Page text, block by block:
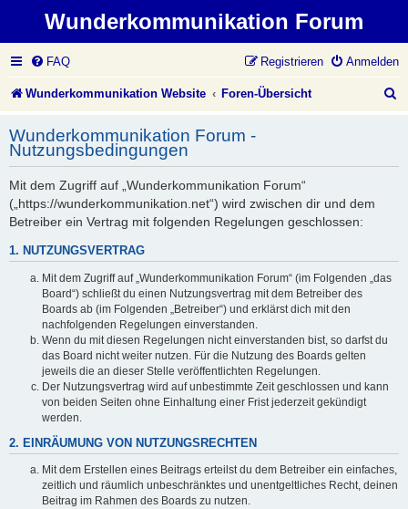
Wunderkommunikation Forum
FAQ Anmelden
Registrieren
Wunderkommunikation Website Foren-Übersicht
Wunderkommunikation Forum -
Nutzungsbedingungen
Mit dem Zugriff auf „Wunderkommunikation Forum“
(„https://wunderkommunikation.net“) wird zwischen dir und dem
Betreiber ein Vertrag mit folgenden Regelungen geschlossen:
1. NUTZUNGSVERTRAG
Mit dem Zugriff auf „Wunderkommunikation Forum“ (im Folgenden „das
Board“) schließt du einen Nutzungsvertrag mit dem Betreiber des
Boards ab (im Folgenden „Betreiber“) und erklärst dich mit den
nachfolgenden Regelungen einverstanden.
Wenn du mit diesen Regelungen nicht einverstanden bist, so darfst du
das Board nicht weiter nutzen. Für die Nutzung des Boards gelten
jeweils die an dieser Stelle veröffentlichten Regelungen.
Der Nutzungsvertrag wird auf unbestimmte Zeit geschlossen und kann
von beiden Seiten ohne Einhaltung einer Frist jederzeit gekündigt
werden.
2. EINRÄUMUNG VON NUTZUNGSRECHTEN
Mit dem Erstellen eines Beitrags erteilst du dem Betreiber ein einfaches,
zeitlich und räumlich unbeschränktes und unentgeltliches Recht, deinen
Beitrag im Rahmen des Boards zu nutzen.